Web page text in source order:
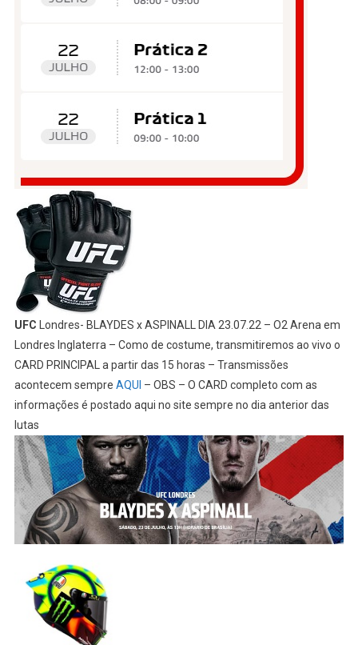
UFC Londres- BLAYDES x ASPINALL DIA 23.07.22 – O2 Arena em
Londres Inglaterra – Como de costume, transmitiremos ao vivo o
CARD PRINCIPAL a partir das 15 horas – Transmissões
acontecem sempre AQUI – OBS – O CARD completo com as
informações é postado aqui no site sempre no dia anterior das
lutas